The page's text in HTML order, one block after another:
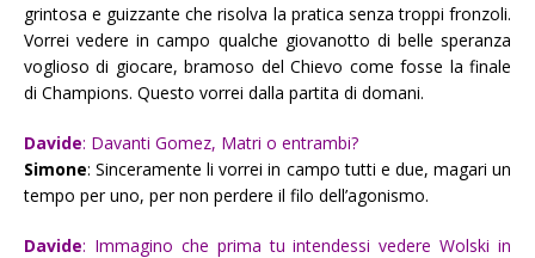
grintosa e guizzante che risolva la pratica senza troppi fronzoli.
Vorrei vedere in campo qualche giovanotto di belle speranza
voglioso di giocare, bramoso del Chievo come fosse la finale
di Champions. Questo vorrei dalla partita di domani.
Davide: Davanti Gomez, Matri o entrambi?
Simone: Sinceramente li vorrei in campo tutti e due, magari un
tempo per uno, per non perdere il filo dell’agonismo.
Davide: Immagino che prima tu intendessi vedere Wolski in